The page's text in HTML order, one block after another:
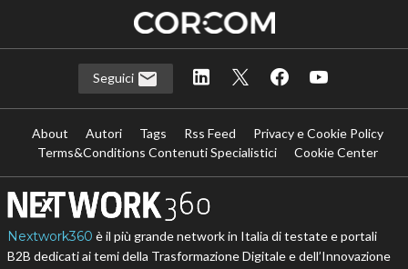
Seguici
About Autori Tags Rss Feed
Privacy e Cookie Policy
Terms&Conditions Contenuti Specialistici
Cookie Center
Nextwork360 è il più grande network in Italia di testate e portali
B2B dedicati ai temi della Trasformazione Digitale e dell’Innovazione